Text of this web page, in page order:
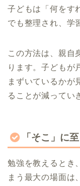
子どもは「何をす
でも整理され、学
この方法は、親自
ります。子どもが
まずいているかが
ることが減ってい
「そこ」に
勉強を教えるとき
まう最大の場面は